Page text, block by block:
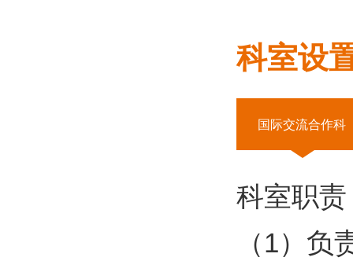
科室设
国际交流合作科
科室职责
（1）